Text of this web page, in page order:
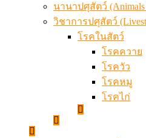
นานาปศุสัตว์ (Animals
วิชาการปศุสัตว์
โรคในสัตว์
โรคควาย
โรควัว
โรคหมู
โรคไก่